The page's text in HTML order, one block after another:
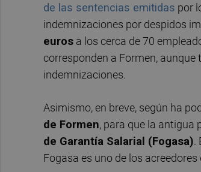
de las sentencias emitidas por
indemnizaciones por despidos
euros a los cerca de 70
corresponden a Formen,
indemnizaciones.
Asimismo, en breve, según ha
de Formen, para que la antigua
de Garantía Salarial (Fogasa).
Fogasa es uno de los